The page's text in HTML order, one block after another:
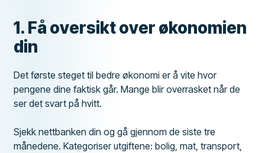
1. Få oversikt over økonomien
din
Det første steget til bedre økonomi er å vite hvor
pengene dine faktisk går. Mange blir overrasket når de
ser det svart på hvitt.
Sjekk nettbanken din og gå gjennom de siste tre
månedene. Kategoriser utgiftene: bolig, mat, transport,